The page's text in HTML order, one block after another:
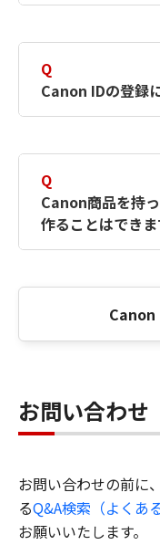
択したサー
簡単に作成で
Canon IDの
Q
Canon IDの登録
Q
Canon商品を持
作ることはできま
Canon
お問い合わせ
お問い合わせの前に
るQ&A検索（よくあ
お願いいたします。